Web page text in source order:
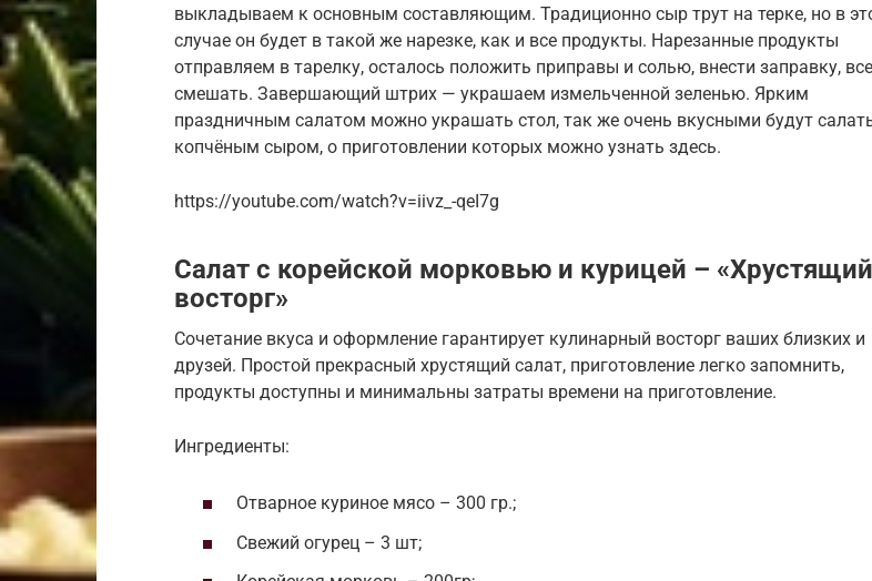
выкладываем к основным составляющим. Традиционно сыр трут на терке, но в
случае он будет в такой же нарезке, как и все продукты. Нарезанные продукты
отправляем в тарелку, осталось положить приправы и солью, внести заправку, все
смешать. Завершающий штрих — украшаем измельченной зеленью. Ярким
праздничным салатом можно украшать стол, так же очень вкусными будут
копчёным сыром, о приготовлении которых можно узнать здесь.
https://youtube.com/watch?v=iivz_-qeI7g
Салат с корейской морковью и курицей – «Хрустящий
восторг»
Сочетание вкуса и оформление гарантирует кулинарный восторг ваших близких и
друзей. Простой прекрасный хрустящий салат, приготовление легко запомнить,
продукты доступны и минимальны затраты времени на приготовление.
Ингредиенты:
Отварное куриное мясо – 300 гр.;
Свежий огурец – 3 шт;